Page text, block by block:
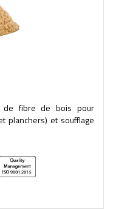
de fibre de bois pour
planchers) et soufflage